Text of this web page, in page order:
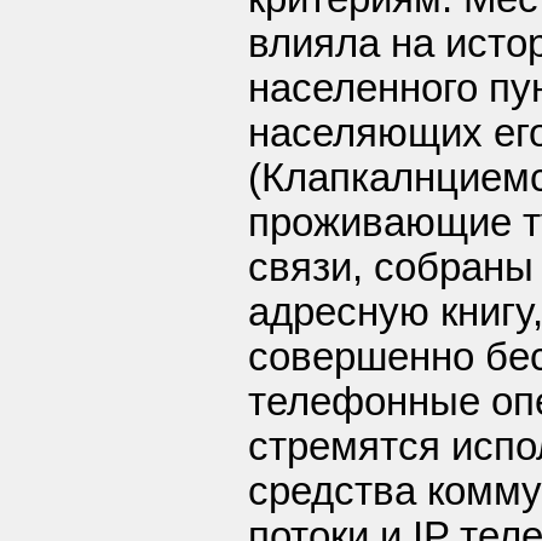
влияла на
населенного
населяющих
проживающие
связи,
адресную
совершенно
телефонные
стремятся
средства